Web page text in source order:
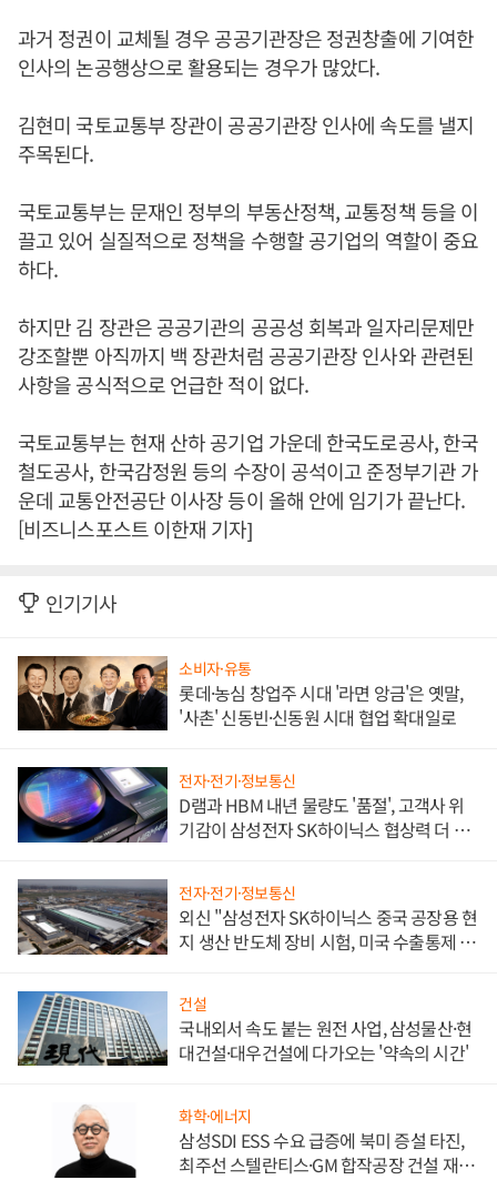
과거 정권이 교체될 경우 공공기관장은 정권창출에 기여한
인사의 논공행상으로 활용되는 경우가 많았다.
김현미 국토교통부 장관이 공공기관장 인사에 속도를 낼지
주목된다.
국토교통부는 문재인 정부의 부동산정책, 교통정책 등을 이
끌고 있어 실질적으로 정책을 수행할 공기업의 역할이 중요
하다.
하지만 김 장관은 공공기관의 공공성 회복과 일자리문제만
강조할뿐 아직까지 백 장관처럼 공공기관장 인사와 관련된
사항을 공식적으로 언급한 적이 없다.
국토교통부는 현재 산하 공기업 가운데 한국도로공사, 한국
철도공사, 한국감정원 등의 수장이 공석이고 준정부기관 가
운데 교통안전공단 이사장 등이 올해 안에 임기가 끝난다.
[비즈니스포스트 이한재 기자]
인기기사
소비자·유통
롯데·농심 창업주 시대 '라면 앙금'은 옛말,
'사촌' 신동빈·신동원 시대 협업 확대일로
전자·전기·정보통신
D램과 HBM 내년 물량도 '품절', 고객사 위
기감이 삼성전자 SK하이닉스 협상력 더 키
전자·전기·정보통신
외신 "삼성전자 SK하이닉스 중국 공장용 현
지 생산 반도체 장비 시험, 미국 수출통제 대
건설
국내외서 속도 붙는 원전 사업, 삼성물산·현
대건설·대우건설에 다가오는 '약속의 시간'
화학·에너지
삼성SDI ESS 수요 급증에 북미 증설 타진,
최주선 스텔란티스·GM 합작공장 건설 재추